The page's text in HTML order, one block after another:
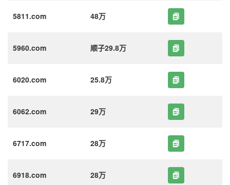
5811.com 48万
5960.com 顺子29.8万
6020.com 25.8万
6062.com 29万
6717.com 28万
6918.com 28万